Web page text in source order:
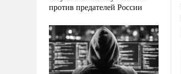
против предателей России